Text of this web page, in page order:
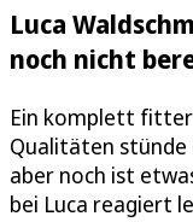
Luca
noch nicht
Ein komplett
Qualitäten stünde
aber noch ist
bei Luca reagiert